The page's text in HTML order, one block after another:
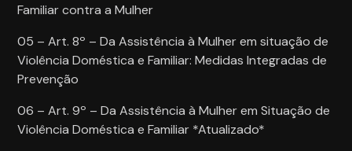
Familiar contra a Mulher
05 – Art. 8º – Da Assistência à Mulher em situação de
Violência Doméstica e Familiar: Medidas Integradas de
Prevenção
06 – Art. 9º – Da Assistência à Mulher em Situação de
Violência Doméstica e Familiar *Atualizado*